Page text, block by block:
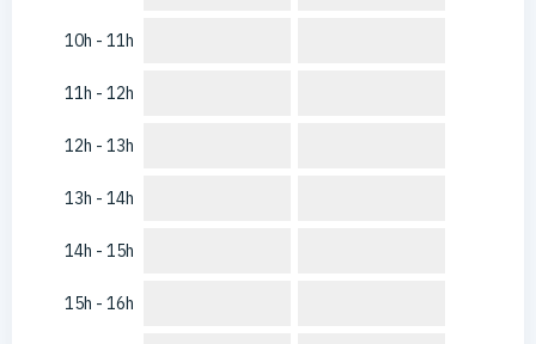
10h - 11h
11h - 12h
12h - 13h
13h - 14h
14h - 15h
15h - 16h